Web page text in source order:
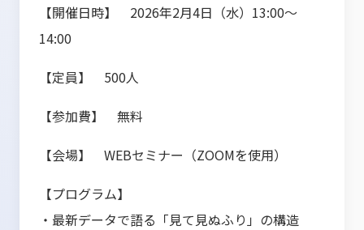
【開催日時】 2026年2月4日（水）13:00～
14:00
【定員】 500人
【参加費】 無料
【会場】 WEBセミナー（ZOOMを使用）
【プログラム】
・最新データで語る「見て見ぬふり」の構造